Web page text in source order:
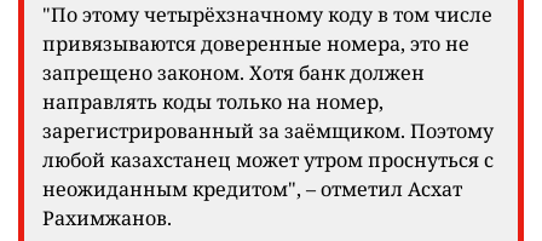
"По этому четырёхзначному коду в том числе
привязываются доверенные номера, это не
запрещено законом. Хотя банк должен
направлять коды только на номер,
зарегистрированный за заёмщиком. Поэтому
любой казахстанец может утром проснуться с
неожиданным кредитом", – отметил Асхат
Рахимжанов.